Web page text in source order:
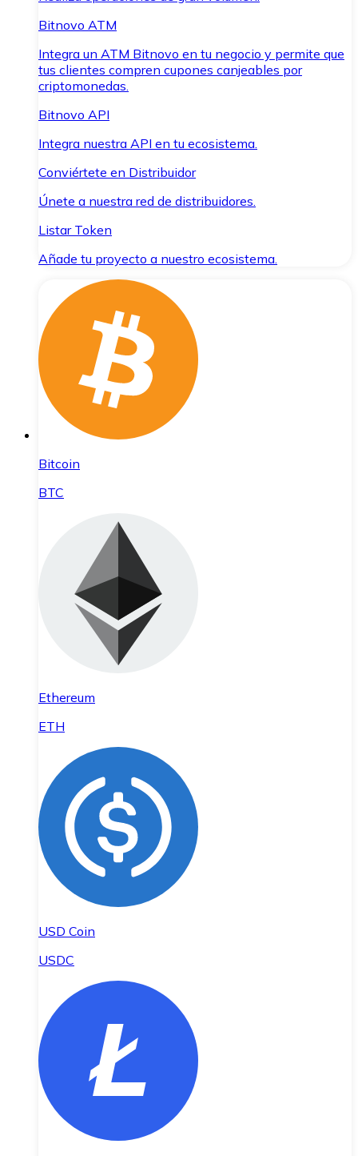
Bitnovo ATM
Integra un ATM Bitnovo en tu negocio y permite que
tus clientes compren cupones canjeables por
criptomonedas.
Bitnovo API
Integra nuestra API en tu ecosistema.
Conviértete en Distribuidor
Únete a nuestra red de distribuidores.
Listar Token
Añade tu proyecto a nuestro ecosistema.
Bitcoin
BTC
Ethereum
ETH
USD Coin
USDC